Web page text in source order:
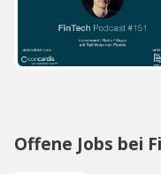
Offene Jobs bei